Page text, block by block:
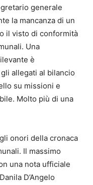
generale
la mancanza di un
il visto di conformità
Una
è
allegati al bilancio
su missioni e
Molto più di una
onori della cronaca
Il massimo
una nota ufficiale
D’Angelo